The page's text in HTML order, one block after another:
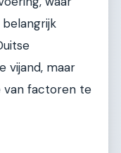
vijand, maar
van factoren te